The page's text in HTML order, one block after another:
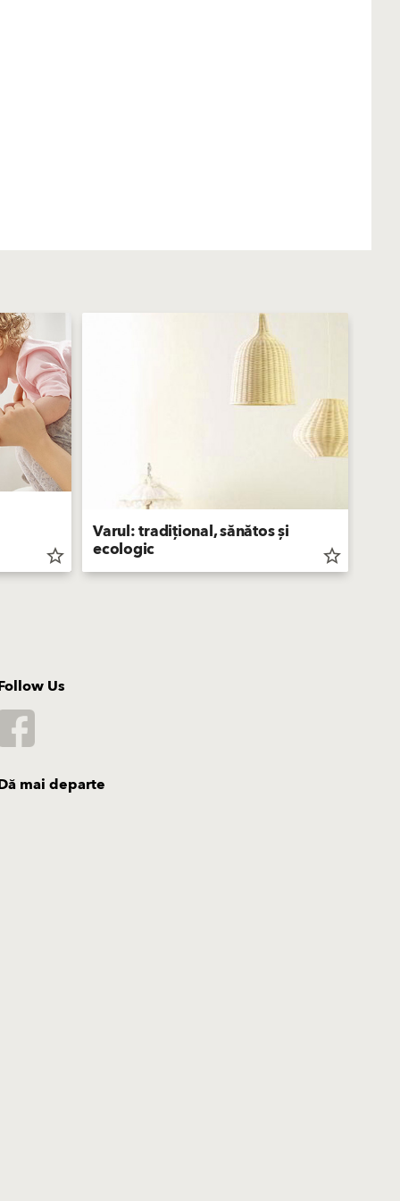
star_border
Varul: tradițional, sănătos și
ecologic star_border
Us
mai departe